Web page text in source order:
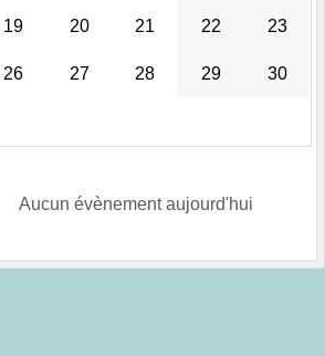
19 20 21 22 23
26 27 28 29 30
Aucun évènement aujourd'hui